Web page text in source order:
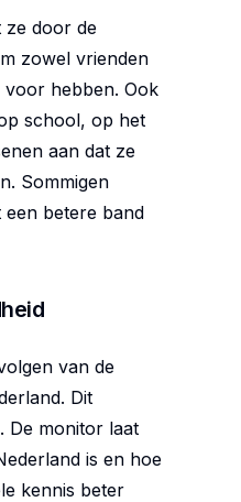
ze door de
zowel vrienden
voor hebben. Ook
school, op het
aan dat ze
Sommigen
betere band
van de
Dit
. De monitor laat
is en hoe
kennis beter